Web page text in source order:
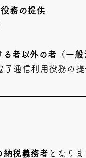
務の提供
者以外の者（一般
通信利用役務の提
納税義務者 となり